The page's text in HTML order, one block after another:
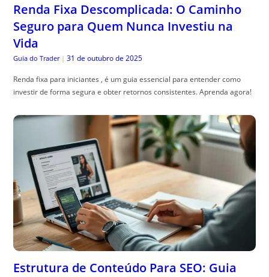
Renda Fixa Descomplicada: O Caminho
Seguro para Quem Nunca Investiu na
Vida
Guia do Trader | 31 de outubro de 2025
Renda fixa para iniciantes , é um guia essencial para entender como
investir de forma segura e obter retornos consistentes. Aprenda agora!
Estrutura de Conteúdo Para SEO: Guia